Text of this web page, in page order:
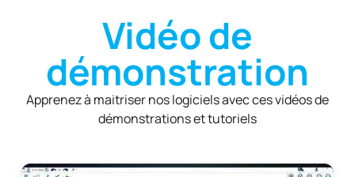
Vidéo de
démonstration
Apprenez à maitriser nos logiciels avec ces vidéos de
démonstrations et tutoriels